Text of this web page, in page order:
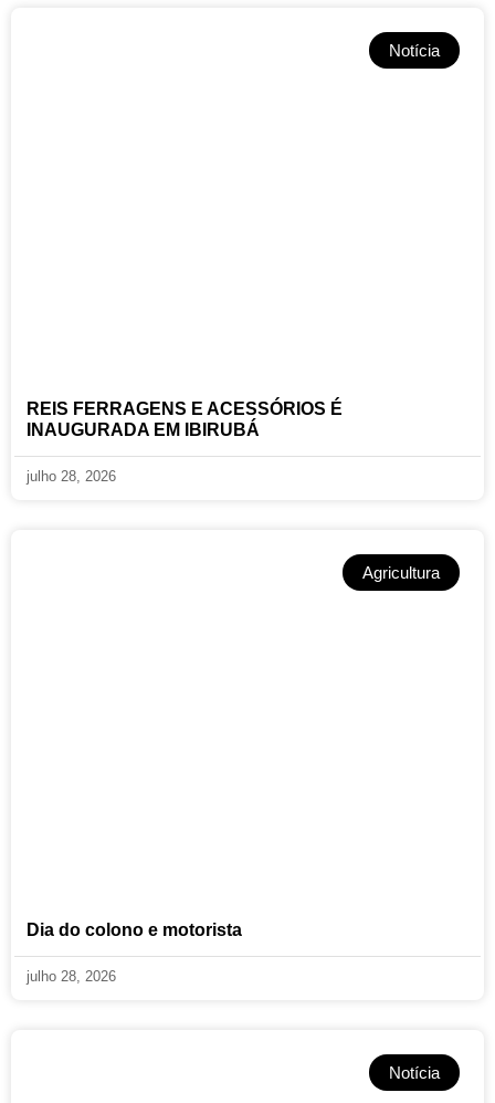
Notícia
REIS FERRAGENS E ACESSÓRIOS É
INAUGURADA EM IBIRUBÁ
julho 28, 2026
Agricultura
Dia do colono e motorista
julho 28, 2026
Notícia